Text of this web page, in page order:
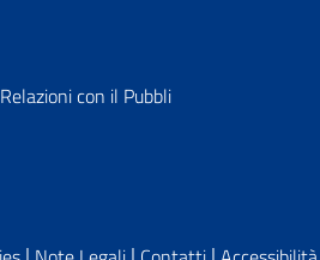
con il Pubbli